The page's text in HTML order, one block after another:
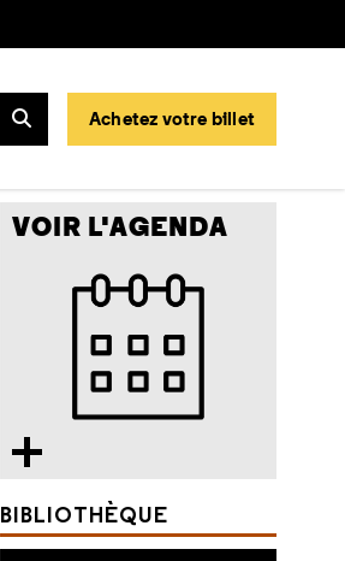
Rechercher
Achetez votre billet
VOIR L'AGENDA
BIBLIOTHÈQUE